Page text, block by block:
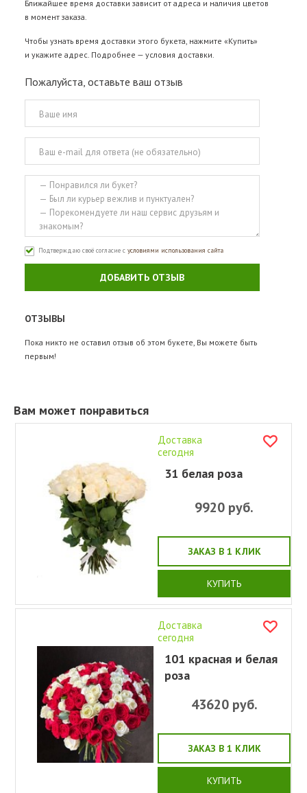
Ближайшее время доставки зависит от адреса и наличия цветов
в момент заказа.
Чтобы узнать время доставки этого букета, нажмите «Купить»
и укажите адрес. Подробнее — условия доставки.
Пожалуйста, оставьте ваш отзыв
Подтверждаю своё согласие с условиями использования сайта
ДОБАВИТЬ ОТЗЫВ
ОТЗЫВЫ
Пока никто не оставил отзыв об этом букете, Вы можете быть
первым!
Вам может понравиться
Доставка
сегодня
31 белая роза
9920 руб.
ЗАКАЗ В 1 КЛИК
КУПИТЬ
Доставка
сегодня
101 красная и белая
роза
43620руб.
ЗАКАЗ В 1 КЛИК
КУПИТЬ